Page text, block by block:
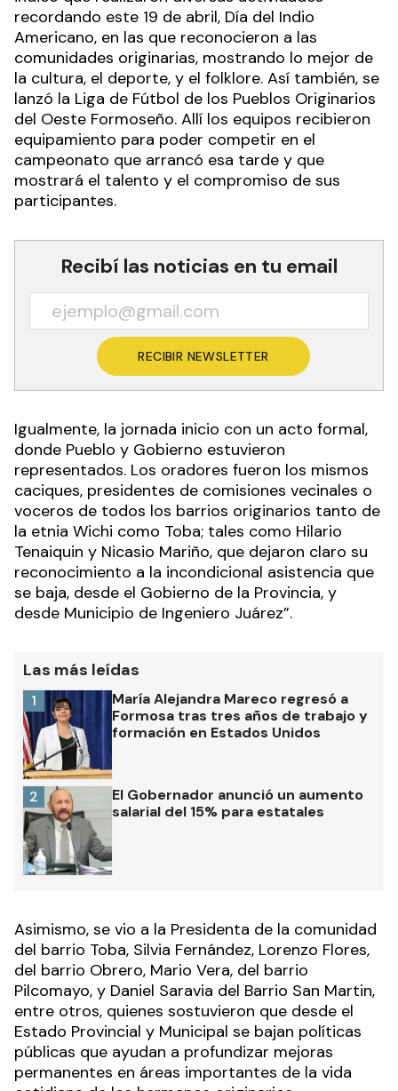
recordando este 19 de abril, Día del Indio
Americano, en las que reconocieron a las
comunidades originarias, mostrando lo mejor de
la cultura, el deporte, y el folklore. Así también, se
lanzó la Liga de Fútbol de los Pueblos Originarios
del Oeste Formoseño. Allí los equipos recibieron
equipamiento para poder competir en el
campeonato que arrancó esa tarde y que
mostrará el talento y el compromiso de sus
participantes.
Recibí las noticias en tu email
RECIBIR NEWSLETTER
Igualmente, la jornada inicio con un acto formal,
donde Pueblo y Gobierno estuvieron
representados. Los oradores fueron los mismos
caciques, presidentes de comisiones vecinales o
voceros de todos los barrios originarios tanto de
la etnia Wichi como Toba; tales como Hilario
Tenaiquin y Nicasio Mariño, que dejaron claro su
reconocimiento a la incondicional asistencia que
se baja, desde el Gobierno de la Provincia, y
desde Municipio de Ingeniero Juárez”.
Las más leídas
María Alejandra Mareco regresó a
Formosa tras tres años de trabajo y
formación en Estados Unidos
1
El Gobernador anunció un aumento
salarial del 15% para estatales
2
Asimismo, se vio a la Presidenta de la comunidad
del barrio Toba, Silvia Fernández, Lorenzo Flores,
del barrio Obrero, Mario Vera, del barrio
Pilcomayo, y Daniel Saravia del Barrio San Martin,
entre otros, quienes sostuvieron que desde el
Estado Provincial y Municipal se bajan políticas
públicas que ayudan a profundizar mejoras
permanentes en áreas importantes de la vida